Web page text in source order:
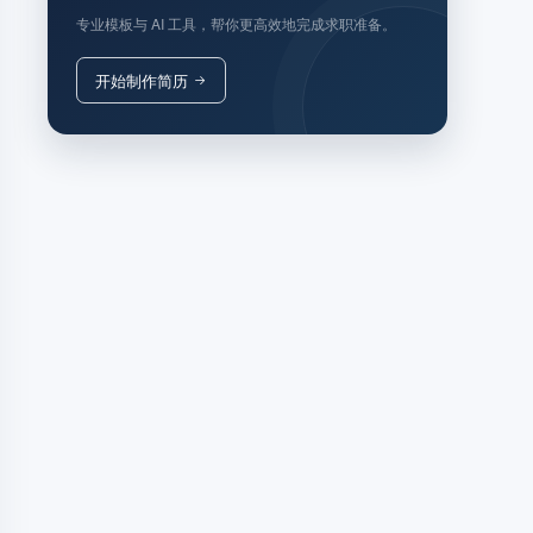
专业模板与 AI 工具，帮你更高效地完成求职准备。
开始制作简历